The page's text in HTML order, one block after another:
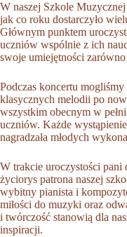
W naszej Szkole
jak co roku dostarczyło
Głównym punktem
uczniów wspólnie z ich
swoje umiejętności
Podczas koncertu
klasycznych melodii po
wszystkim obecnym w
uczniów. Każde
nagradzała młodych
W trakcie uroczystości pani
życiorys patrona naszej
wybitny pianista i
miłości do muzyki oraz
i twórczość stanowią dla
inspiracji.